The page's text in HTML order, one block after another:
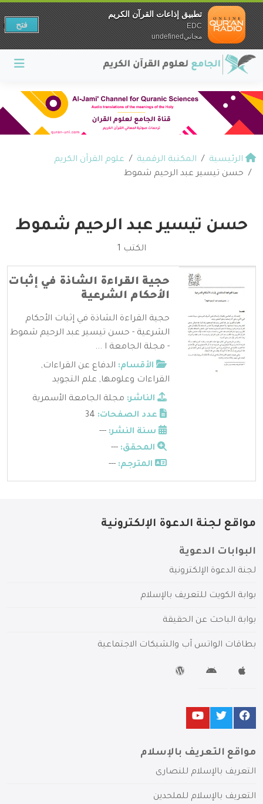
الرئيسية المكتبة الرقمية
علوم القرآن الكريم
حسن تيسير عبد الرحيم شموط
حسن تيسير عبد الرحيم شموط
الكتب 1
حجية القراءة الشاذة في إثبات
الأحكام الشرعية
حجية القراءة الشاذة في إثبات الأحكام
الشرعية - حسن تيسير عبد الرحيم شموط
- مجلة الجامعة ا ...
الأقسام: الدفاع عن القراءات,
القراءات وعلومها, علم التجويد
الناشر: مجلة الجامعة الأسمرية
عدد الصفحات:
سنة النشر: ---
المحقق: ---
المترجم: ---
مواقع لجنة الدعوة الإلكترونية
البوابات الدعوية
لجنة الدعوة الإلكترونية
بوابة الكويت للتعريف بالإسلام
بوابة الباحث عن الحقيقة
بطاقات الواتس آب والشبكات الاجتماعية
مواقع التعريف بالإسلام
التعريف بالإسلام للنصارى
التعريف بالإسلام للملحدين
تطبيق إذاعات القرآن الكريم
EDC
مجانيundefined
فتح